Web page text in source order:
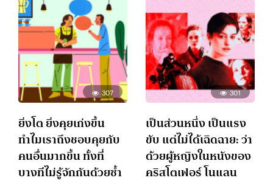
307
ยิ่งโต ยิ่งคุยเก่งขึ้น
ทำไมเราถึงชอบคุยกับ
คนอื่นมากขึ้น ทั้งที่
บางทีไม่รู้จักกันด้วยซ้ำ
301
เป็นส่วนหนึ่ง เป็นแรง
ขับ แต่ไม่ได้เฉิดฉาย: ว่า
ด้วยผู้หญิงในหนังของ
คริสโตเฟอร์ โนแลน